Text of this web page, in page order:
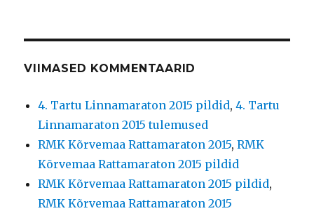
VIIMASED KOMMENTAARID
4. Tartu Linnamaraton 2015 pildid,4. Tartu
Linnamaraton 2015 tulemused
RMK Kõrvemaa Rattamaraton 2015,RMK
Kõrvemaa Rattamaraton 2015 pildid
RMK Kõrvemaa Rattamaraton 2015 pildid,
RMK Kõrvemaa Rattamaraton 2015